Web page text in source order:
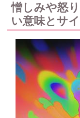
憎しみや怒
い意味とサ